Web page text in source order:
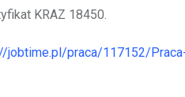
KRAZ 18450.
jobtime.pl/praca/117152/